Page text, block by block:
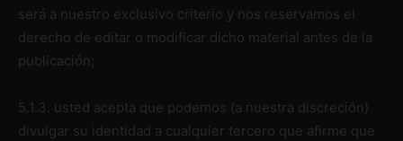
será a nuestro exclusivo criterio y nos reservamos el
derecho de editar o modificar dicho material antes de la
publicación;
5.1.3. usted acepta que podemos (a nuestra discreción)
divulgar su identidad a cualquier tercero que afirme que